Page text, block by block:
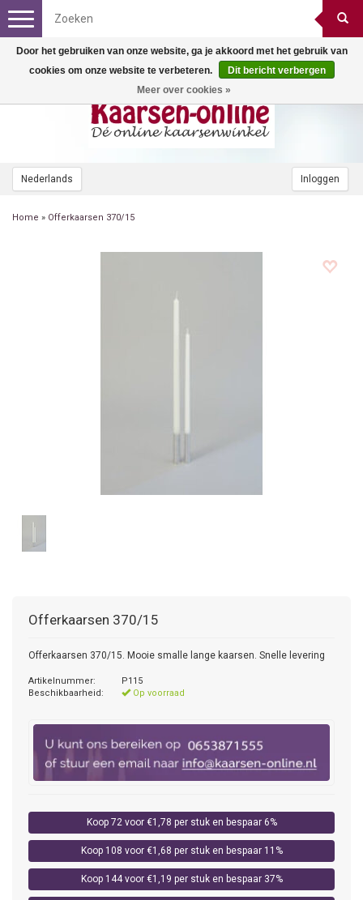
Nederlands Inloggen
Toggle
navigation
Home » Offerkaarsen 370/15
Offerkaarsen 370/15
Offerkaarsen 370/15. Mooie smalle lange kaarsen. Snelle levering
Artikelnummer:
P115
Beschikbaarheid:
Op voorraad
Koop 72 voor €1,78 per stuk en bespaar 6%
Koop 108 voor €1,68 per stuk en bespaar 11%
Koop 144 voor €1,19 per stuk en bespaar 37%
Door het gebruiken van onze website, ga je akkoord met het gebruik van
cookies om onze website te verbeteren.
Dit bericht verbergen
Meer over cookies »